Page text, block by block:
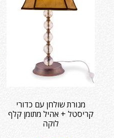
מנורת שולחן עם כדורי
קריסטל + אהיל מתומן קלף
לוקה